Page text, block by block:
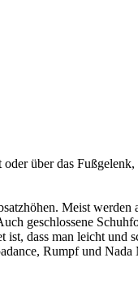
über das
Meist
geschlossene
dass man leicht und
Rumpf und Nada